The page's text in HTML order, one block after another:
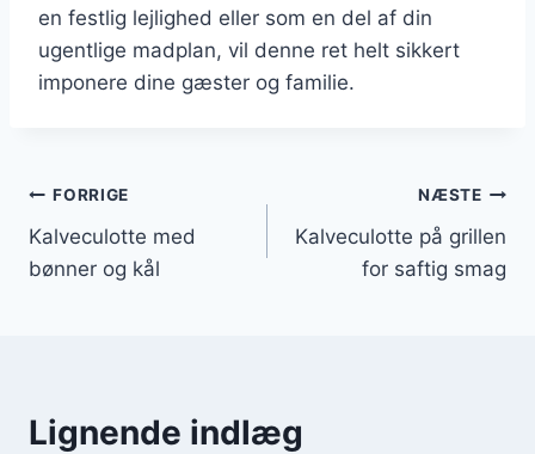
en festlig lejlighed eller som en del af din
ugentlige madplan, vil denne ret helt sikkert
imponere dine gæster og familie.
Indlægsnavigation
FORRIGE
Kalveculotte med
bønner og kål
NÆSTE
Kalveculotte på grillen
for saftig smag
Lignende indlæg